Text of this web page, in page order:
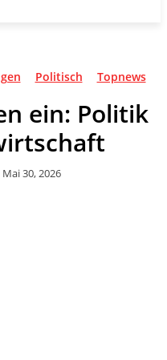
Politisch Topnews
ein: Politik
Mai 30, 2026